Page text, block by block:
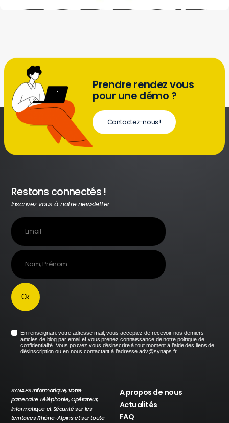
Prendre rendez vous
pour une démo ?
Contactez-nous !
Restons connectés !
Inscrivez vous à notre newsletter
En renseignant votre adresse mail, vous acceptez de recevoir nos derniers
articles de blog par email et vous prenez connaissance de notre politique de
confidentialité. Vous pouvez vous désinscrire à tout moment à l’aide des liens de
désinscription ou en nous contactant à l’adresse adv@synaps.fr.
SYNAPS Informatique, votre
partenaire Téléphonie, Opérateur,
Informatique et Sécurité sur les
territoires Rhône-Alpins et sur toute
A propos de nous
Actualités
FAQ